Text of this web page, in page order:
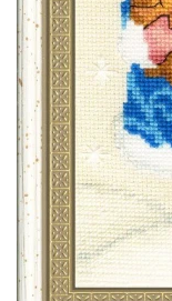
Смотреть
Изображения и цвет
отличаться от
настроек вашего
Вышивка